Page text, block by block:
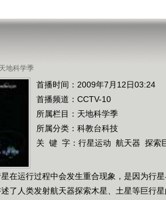
天地科学季
首播时间：2009年7月12日03:24
首播频道： CCTV-10
所属栏目： 天地科学季
所属分类：科教台科技
关 键 字： 行星运动 航天器 探索
在运行过程中会发生重合现象，是因为行
述了人类发射航天器探索木星、土星等巨行